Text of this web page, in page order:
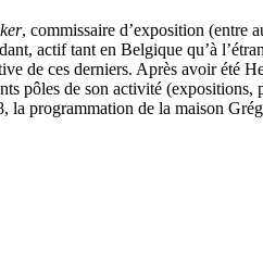
, commissaire d’exposition (entre
actif tant en Belgique qu’à
de ces derniers. Après avoir
pôles de son activité
la programmation de la maison